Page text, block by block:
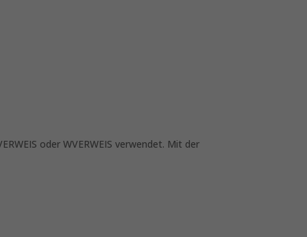
oder WVERWEIS verwendet. Mit der